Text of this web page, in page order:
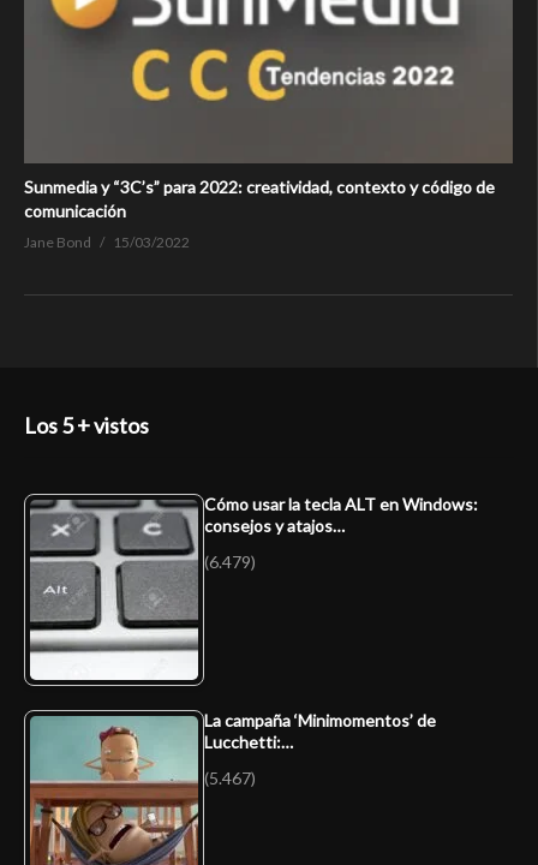
Sunmedia y “3C’s” para 2022: creatividad, contexto y código de
comunicación
Jane Bond 15/03/2022
Los 5 + vistos
Cómo usar la tecla ALT en Windows:
consejos y atajos…
(6.479)
La campaña ‘Minimomentos’ de
Lucchetti:…
(5.467)